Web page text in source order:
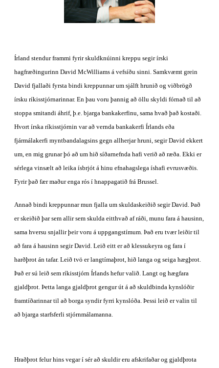
Írland stendur frammi fyrir skuldknúinni kreppu segir írski
hagfræðingurinn David McWilliams á vefsíðu sinni. Samkvæmt grein
David fjallaði fyrsta bindi kreppunnar um sjálft hrunið og viðbrögð
írsku ríkisstjórnarinnar. En þau voru þannig að öllu skyldi fórnað til að
stoppa smitandi áhrif, þ.e. bjarga bankakerfinu, sama hvað það kostaði.
Hvort írska ríkisstjórnin var að vernda bankakerfi Írlands eða
fjármálakerfi myntbandalagsins gegn allherjar hruni, segir David ekkert
um, en mig grunar þó að um hið síðarnefnda hafi verið að ræða. Ekki er
sérlega vinsælt að leika ísbrjót á hinu efnahagslega íshafi evrusvæðis.
Fyrir það fær maður enga rós í hnappagatið frá Brussel.
Annað bindi kreppunnar mun fjalla um skuldaskeiðið segir David. Það
er skeiðið þar sem allir sem skulda eitthvað af ráði, munu fara á hausinn,
sama hversu snjallir þeir voru á uppgangstímum. Það eru tvær leiðir til
að fara á hausinn segir David. Leið eitt er að klessukeyra og fara í
harðþrot án tafar. Leið tvö er langtímaþrot, hið langa og seiga hægþrot.
Það er sú leið sem ríkisstjórn Írlands hefur valið. Langt og hægfara
gjaldþrot. Þetta langa gjaldþrot gengur út á að skuldbinda kynslóðir
framtíðarinnar til að borga syndir fyrri kynslóða. Þessi leið er valin til
að bjarga starfsferli stjórnmálamanna.
Hraðþrot felur hins vegar í sér að skuldir eru afskrifaðar og gjaldþrota